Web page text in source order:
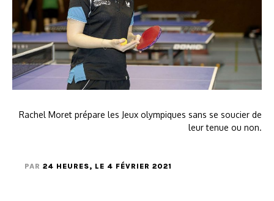
Rachel Moret prépare les Jeux olympiques sans se soucier de
leur tenue ou non.
PAR 24 HEURES, LE 4 FÉVRIER 2021